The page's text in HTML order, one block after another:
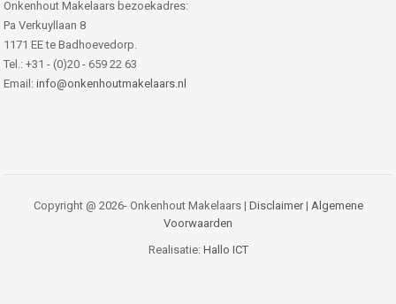
Onkenhout Makelaars bezoekadres:
Pa Verkuyllaan 8
1171 EE te Badhoevedorp.
Tel.: +31 - (0)20 - 659 22 63
Email: info@onkenhoutmakelaars.nl
Copyright @ 2026- Onkenhout Makelaars | Disclaimer| Algemene
Voorwaarden
Realisatie: Hallo ICT